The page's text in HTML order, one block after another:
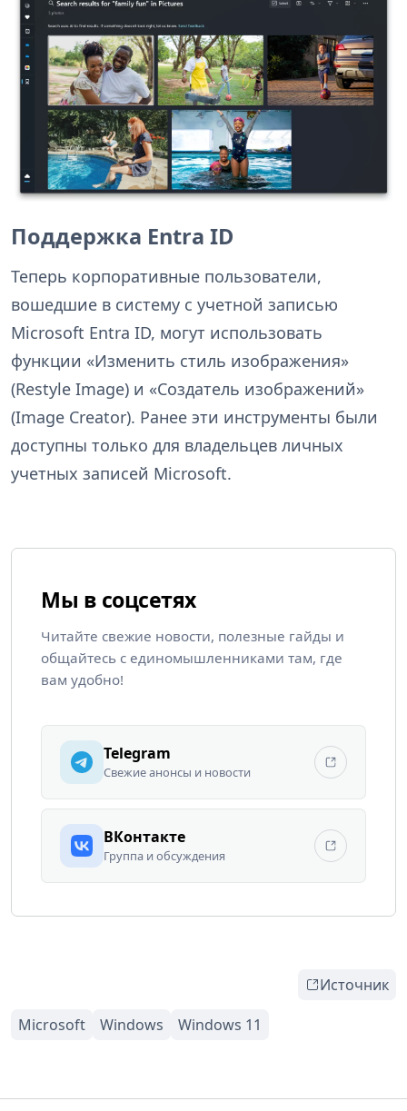
Поддержка Entra ID
Теперь корпоративные пользователи,
вошедшие в систему с учетной записью
Microsoft Entra ID, могут использовать
функции «Изменить стиль изображения»
(Restyle Image) и «Создатель изображений»
(Image Creator). Ранее эти инструменты были
доступны только для владельцев личных
учетных записей Microsoft.
Мы в соцсетях
Читайте свежие новости, полезные гайды и
общайтесь с единомышленниками там, где
вам удобно!
Telegram
Свежие анонсы и новости
ВКонтакте
Группа и обсуждения
Источник